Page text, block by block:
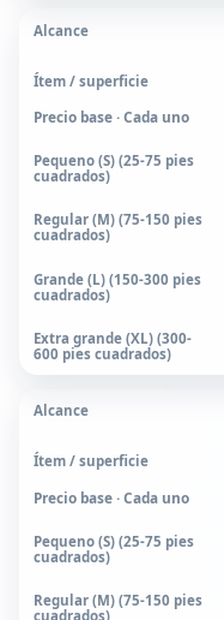
Precio base · Cada uno
Precio base · Cada uno